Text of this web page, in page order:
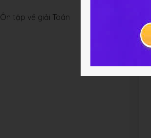
Ôn tập về giải Toán